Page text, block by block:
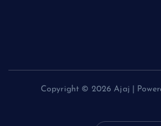
Copyright © 2026 Ajaj |